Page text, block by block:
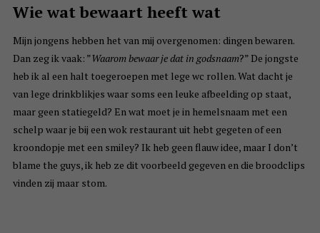
Wie wat bewaart heeft wat
Mijn jongens hebben het van mij overgenomen: dingen bewaren.
Dan zeg ik vaak: ”Waarom bewaar je dat in godsnaam?” De jongste
heb ik al een halt toegeroepen met lege wc rollen. Wat dacht je
van lege drinkblikjes waar soms een leuke afbeelding op staat,
maar geen statiegeld? En wat moet je in hemelsnaam met een
schelp waar je bij een wok restaurant uit hebt gegeten of een
kroondopje met een smiley? Ik heb geen flauw idee, maar I don’t
blame the guys, ik heb ze dit voorbeeld gegeven en die broodclips
vinden zij maar stom.